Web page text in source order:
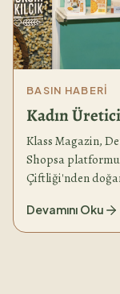
BASIN HABERI
Kadın
Klass Magazin,
Shopsa
Çiftliği'nden
Devamını Oku